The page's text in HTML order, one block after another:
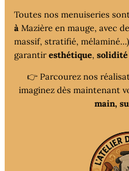
Toutes nos menuiseries
à Mazière en mauge, avec
massif, stratifié,
garantiresthétique, solidité
👉 Parcourez nos
imaginez dès maintenant
main,